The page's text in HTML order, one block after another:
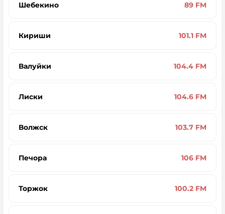
Шебекино 89 FM
Кириши 101.1 FM
Валуйки 104.4 FM
Лиски 104.6 FM
Волжск 103.7 FM
Печора 106 FM
Торжок 100.2 FM